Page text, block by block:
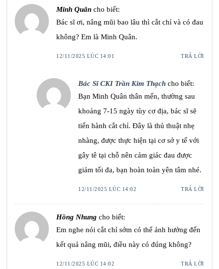
Minh Quân cho biết:
Bác sĩ ơi, nâng mũi bao lâu thì cắt chỉ và có đau
không? Em là Minh Quân.
12/11/2025 LÚC 14:01 TRẢ LỜI
Bác Sĩ CKI Trần Kim Thạch cho biết:
Bạn Minh Quân thân mến, thường sau
khoảng 7-15 ngày tùy cơ địa, bác sĩ sẽ
tiến hành cắt chỉ. Đây là thủ thuật nhẹ
nhàng, được thực hiện tại cơ sở y tế với
gây tê tại chỗ nên cảm giác đau được
giảm tối đa, bạn hoàn toàn yên tâm nhé.
12/11/2025 LÚC 14:02 TRẢ LỜI
Hồng Nhung cho biết:
Em nghe nói cắt chỉ sớm có thể ảnh hưởng đến
kết quả nâng mũi, điều này có đúng không?
12/11/2025 LÚC 14:02 TRẢ LỜI